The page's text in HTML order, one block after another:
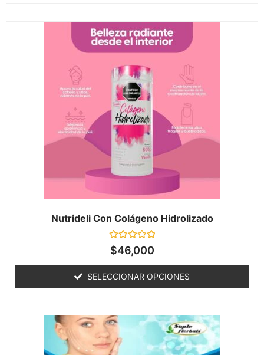
Nutrideli Con Colágeno Hidrolizado
Valorado
en
de
5
$46,000
SELECCIONAR OPCIONES